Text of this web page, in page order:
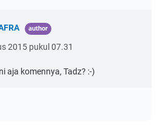
2015 pukul 07.31
aja komennya, Tadz? :-)